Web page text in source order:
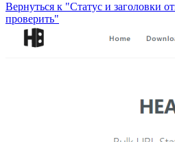
Вернуться к "Статус и заголовки
проверить"